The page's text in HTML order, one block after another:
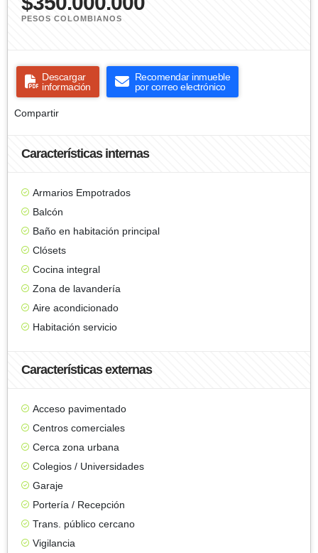
PESOS COLOMBIANOS
Descargar
información
Recomendar inmueble
por correo electrónico
Compartir
Características internas
Armarios Empotrados
Balcón
Baño en habitación principal
Clósets
Cocina integral
Zona de lavandería
Aire acondicionado
Habitación servicio
Características externas
Acceso pavimentado
Centros comerciales
Cerca zona urbana
Colegios / Universidades
Garaje
Portería / Recepción
Trans. público cercano
Vigilancia